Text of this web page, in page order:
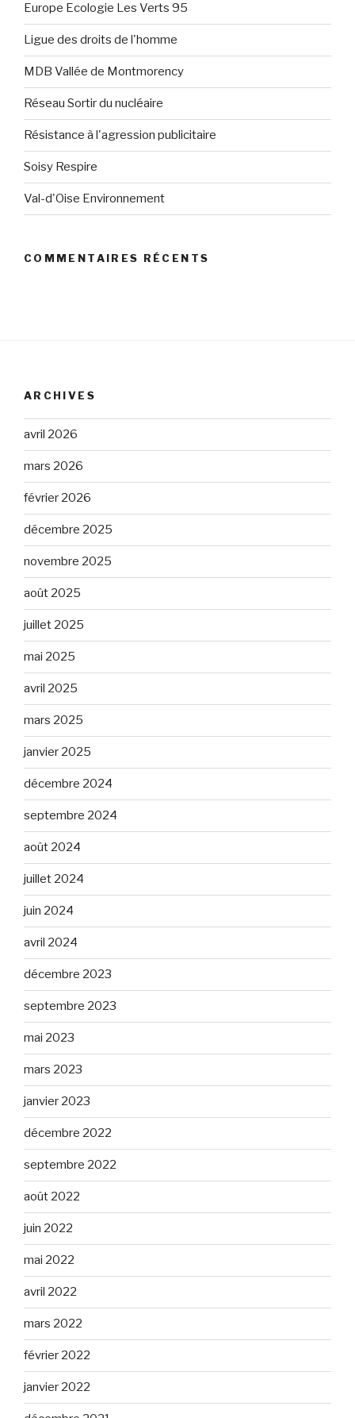
Europe Ecologie Les Verts 95
Ligue des droits de l'homme
MDB Vallée de Montmorency
Réseau Sortir du nucléaire
Résistance à l'agression publicitaire
Soisy Respire
Val-d'Oise Environnement
COMMENTAIRES RÉCENTS
ARCHIVES
avril 2026
mars 2026
février 2026
décembre 2025
novembre 2025
août 2025
juillet 2025
mai 2025
avril 2025
mars 2025
janvier 2025
décembre 2024
septembre 2024
août 2024
juillet 2024
juin 2024
avril 2024
décembre 2023
septembre 2023
mai 2023
mars 2023
janvier 2023
décembre 2022
septembre 2022
août 2022
juin 2022
mai 2022
avril 2022
mars 2022
février 2022
janvier 2022